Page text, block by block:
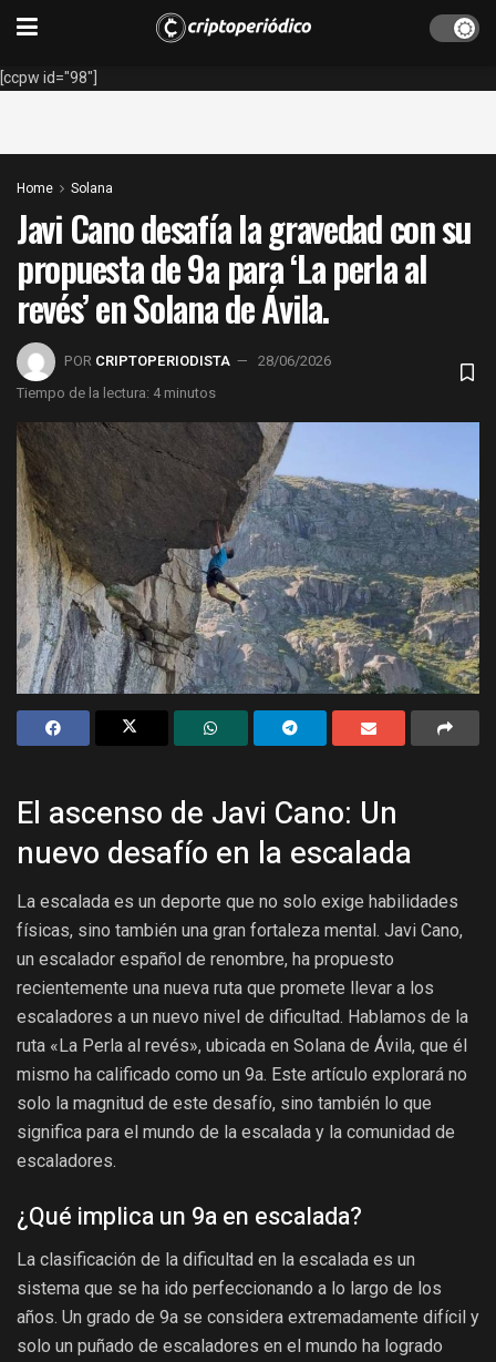
[ccpw id="98"]
Home Solana
Javi Cano desafía la gravedad con su
propuesta de 9a para ‘La perla al
revés’ en Solana de Ávila.
POR CRIPTOPERIODISTA
28/06/2026
Tiempo de la lectura: 4 minutos
El ascenso de Javi Cano: Un
nuevo desafío en la escalada
La escalada es un deporte que no solo exige habilidades
físicas, sino también una gran fortaleza mental. Javi Cano,
un escalador español de renombre, ha propuesto
recientemente una nueva ruta que promete llevar a los
escaladores a un nuevo nivel de dificultad. Hablamos de la
ruta «La Perla al revés», ubicada en Solana de Ávila, que él
mismo ha calificado como un 9a. Este artículo explorará no
solo la magnitud de este desafío, sino también lo que
significa para el mundo de la escalada y la comunidad de
escaladores.
¿Qué implica un 9a en escalada?
La clasificación de la dificultad en la escalada es un
sistema que se ha ido perfeccionando a lo largo de los
años. Un grado de 9a se considera extremadamente difícil y
solo un puñado de escaladores en el mundo ha logrado